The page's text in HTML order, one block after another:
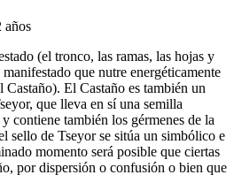
años
(el tronco, las ramas, las hojas y
que nutre energéticamente
Castaño). El Castaño es también un
que lleva en sí una semilla
contiene también los gérmenes de la
sello de Tseyor se sitúa un simbólico e
momento será posible que ciertas
por dispersión o confusión o bien que